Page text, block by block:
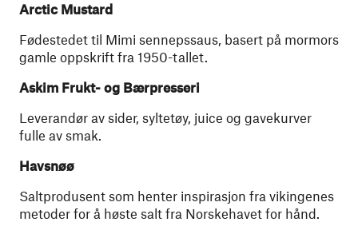
Arctic Mustard
Fødestedet til Mimi sennepssaus, basert på mormors
gamle oppskrift fra 1950-tallet.
Askim Frukt- og Bærpresseri
Leverandør av sider, syltetøy, juice og gavekurver
fulle av smak.
Havsnøø
Saltprodusent som henter inspirasjon fra vikingenes
metoder for å høste salt fra Norskehavet for hånd.